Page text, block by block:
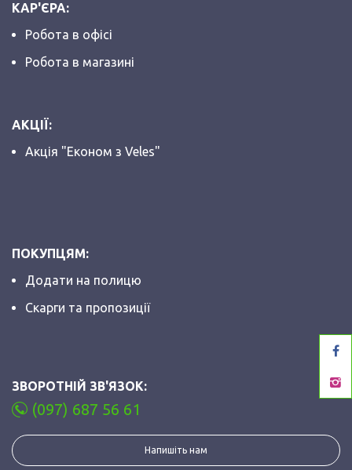
КАР'ЄРА:
Робота в офісі
Робота в магазині
АКЦІЇ:
Акція "Економ з Veles"
ПОКУПЦЯМ:
Додати на полицю
Скарги та пропозиції
ЗВОРОТНІЙ ЗВ'ЯЗОК:
(097) 687 56 61
Напишіть нам